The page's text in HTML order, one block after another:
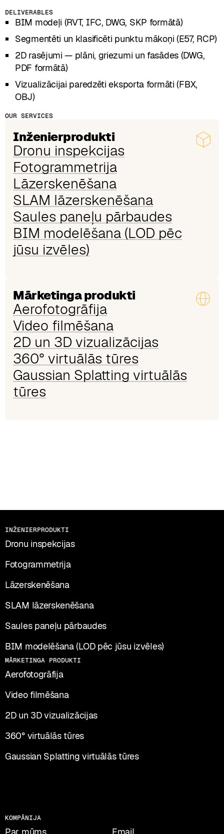
DELIVERABLES
BIM modeļi (RVT, IFC, DWG, SKP formātā)
Segmentēti un klasificēti punktu mākoņi (E57, RCP)
2D rasējumi — plāni, griezumi un fasādes (DWG,
PDF formātā)
Vizualizācijai paredzēti eksporta formāti (FBX,
OBJ)
OUR SERVICES
Inženierprodukti
Dronu inspekcijas
Fotogrammetrija
Lāzerskenēšana
SLAM lāzerskenēšana
Saules paneļu pārbaudes
BIM modelēšana (LOD pēc
jūsu izvēles)
Mārketinga produkti
Aerofotogrāfija
Video filmēšana
2D un 3D vizualizācijas
360° virtuālās tūres
Gaussian Splatting virtuālās
tūres
INŽENIERPRODUKTI
Dronu inspekcijas
Fotogrammetrija
Lāzerskenēšana
SLAM lāzerskenēšana
Saules paneļu pārbaudes
BIM modelēšana (LOD pēc jūsu izvēles)
MĀRKETINGA PRODUKTI
Aerofotogrāfija
Video filmēšana
2D un 3D vizualizācijas
360° virtuālās tūres
Gaussian Splatting virtuālās tūres
KOMPĀNIJA